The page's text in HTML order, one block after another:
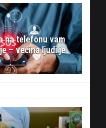
na telefonu vam
– večina ljudi je